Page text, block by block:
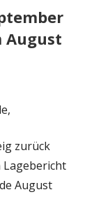
August
zurück
August